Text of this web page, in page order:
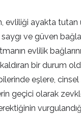
evliliği ayakta tutan
ve güven
evlilik
bir durum
eşlere,
geçici olarak